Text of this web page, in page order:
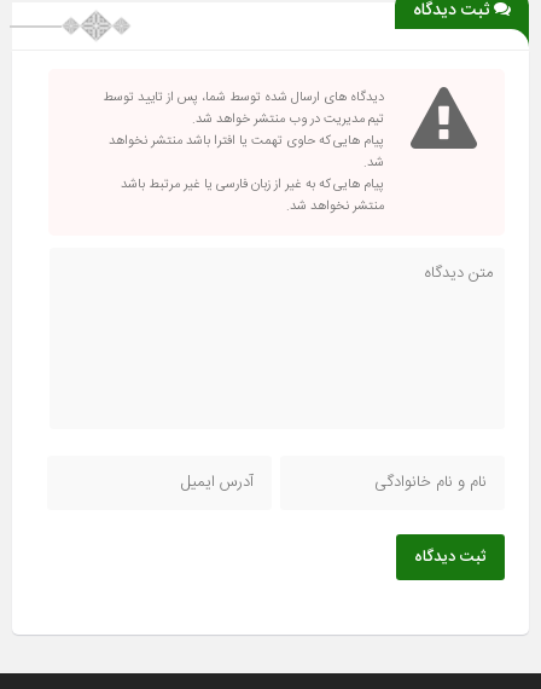
ثبت دیدگاه
دیدگاه های ارسال شده توسط شما، پس از تایید توسط
تیم مدیریت در وب منتشر خواهد شد.
پیام هایی که حاوی تهمت یا افترا باشد منتشر نخواهد
شد.
پیام هایی که به غیر از زبان فارسی یا غیر مرتبط باشد
منتشر نخواهد شد.
ثبت دیدگاه